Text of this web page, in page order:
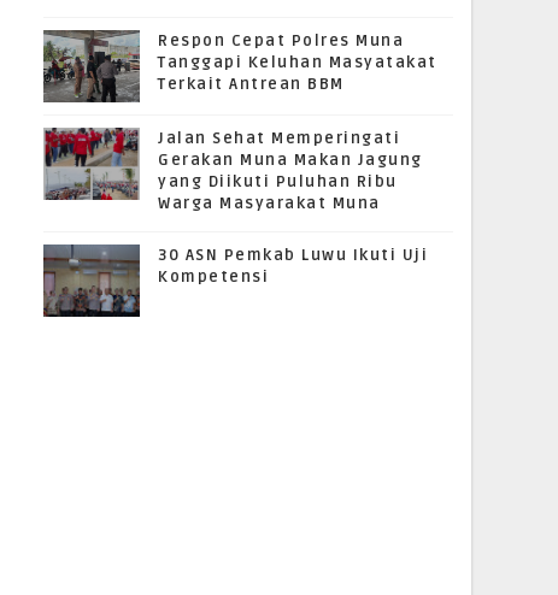
Respon Cepat Polres Muna
Tanggapi Keluhan Masyatakat
Terkait Antrean BBM
Jalan Sehat Memperingati
Gerakan Muna Makan Jagung
yang Diikuti Puluhan Ribu
Warga Masyarakat Muna
30 ASN Pemkab Luwu Ikuti Uji
Kompetensi